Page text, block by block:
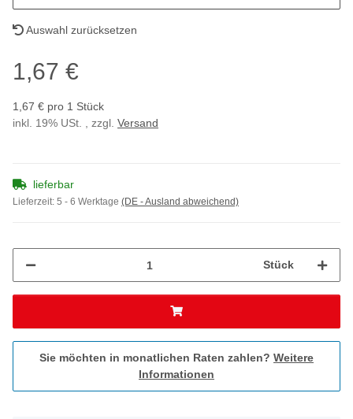
Auswahl zurücksetzen
1,67 €
1,67 € pro 1 Stück
inkl. 19% USt. , zzgl. Versand
lieferbar
Lieferzeit: 5 - 6 Werktage (DE - Ausland abweichend)
Stück
Sie möchten in monatlichen Raten zahlen? Weitere
Informationen